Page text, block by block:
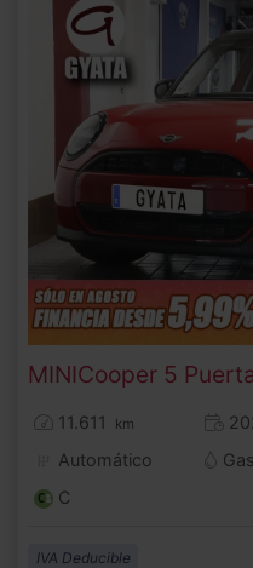
MINICooper 5
11.611 km
Automático
C
IVA Deducible